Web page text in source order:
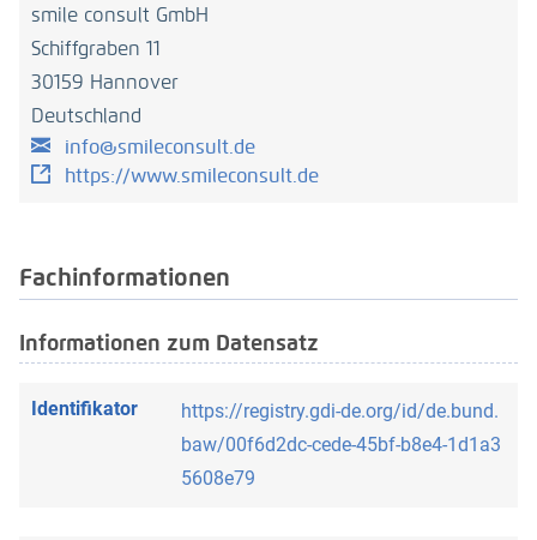
smile consult GmbH
Schiffgraben 11
30159 Hannover
Deutschland
info@smileconsult.de
https://www.smileconsult.de
Fach­informationen
Informationen zum Datensatz
Identifikator
https://registry.gdi-de.org/id/de.bund.
baw/00f6d2dc-cede-45bf-b8e4-1d1a3
5608e79